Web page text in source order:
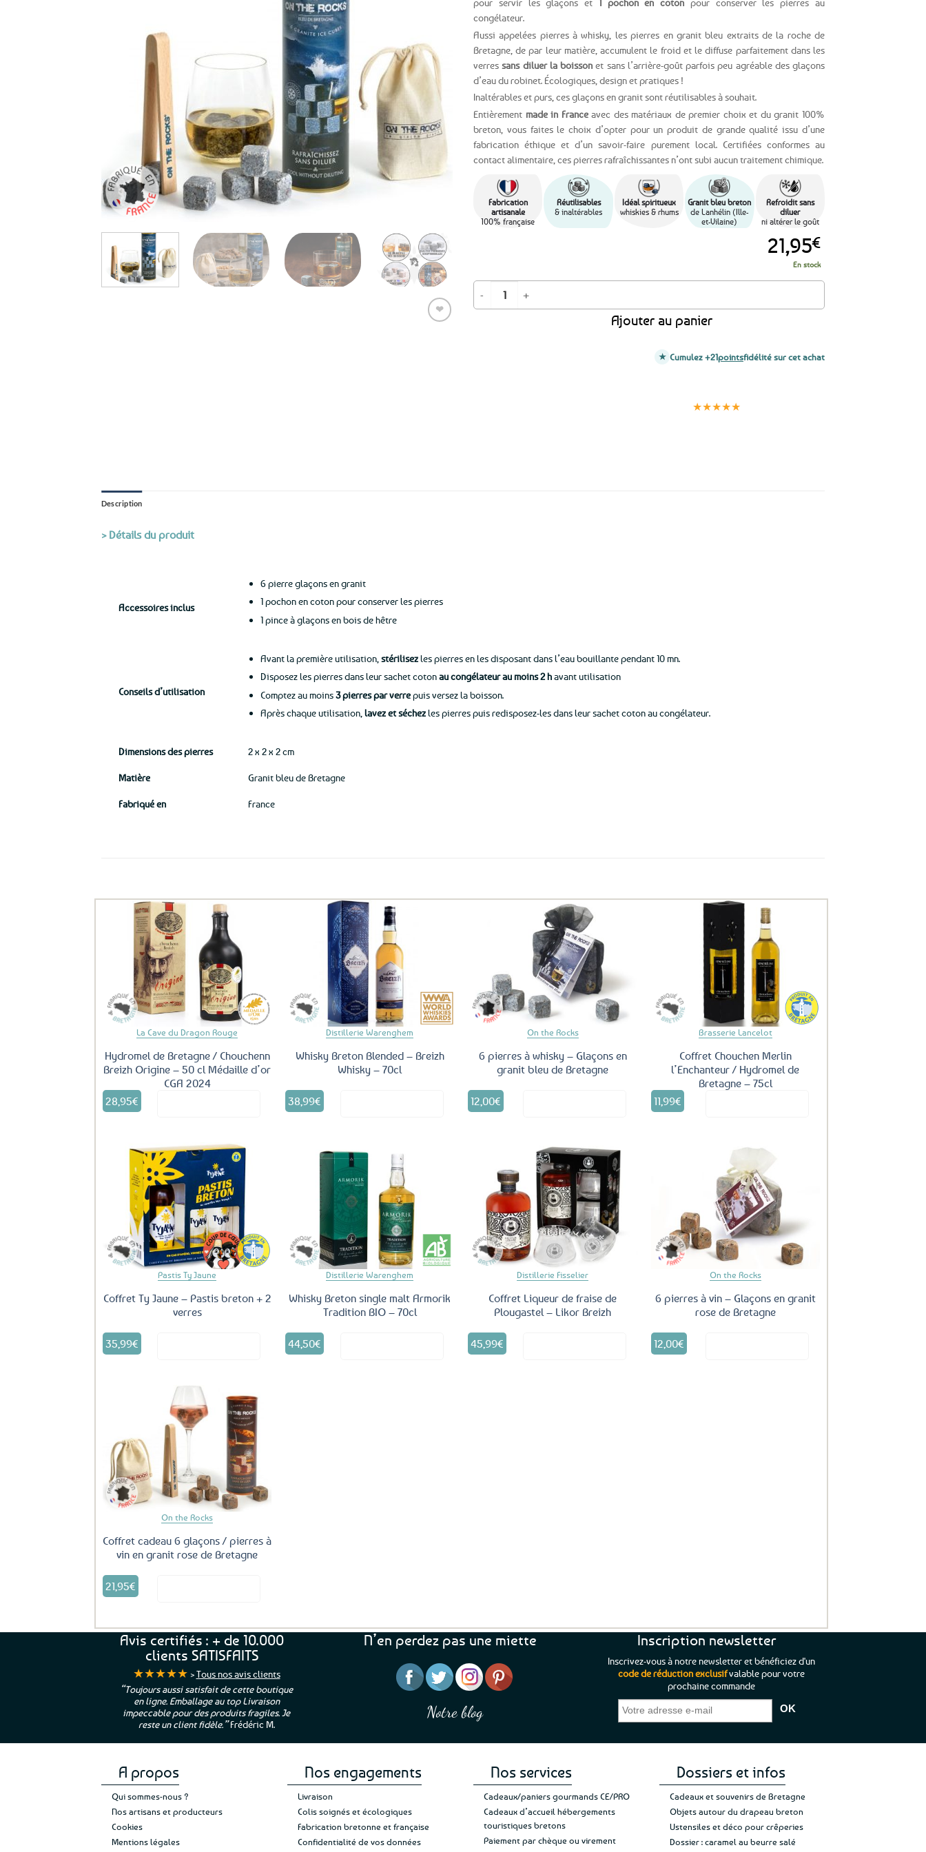
favoris
❤
pour servir les glaçons et 1 pochon en coton pour conserver les pierres au
congélateur.
Aussi appelées pierres à whisky, les pierres en granit bleu extraits de la roche de
Bretagne, de par leur matière, accumulent le froid et le diffuse parfaitement dans les
verressans diluer la boisson et sans l’arrière-goût parfois peu agréable des glaçons
d’eau du robinet. Écologiques, design et pratiques !
Inaltérables et purs, ces glaçons en granit sont réutilisables à souhait.
Entièrement made in Franceavec des matériaux de premier choix et du granit 100%
breton, vous faites le choix d’opter pour un produit de grande qualité issu d’une
fabrication éthique et d’un savoir-faire purement local. Certifiées conformes au
contact alimentaire, ces pierres rafraîchissantes n’ont subi aucun traitement chimique.
Fabrication
artisanale
100% française
Réutilisables
& inaltérables
Idéal spiritueux
whiskies & rhums
Granit bleu breton
de Lanhélin (Ille-
et-Vilaine)
Refroidit sans
diluer
ni altérer le goût
21,95€
En stock
quantité de Coffret cadeau 6 glaçons / pierres en granit bleu de Bretagne
Ajouter au panier
Cumulez +21pointsfidélité sur cet achat
★★★★★
Description
> Détails du produit
Accessoires inclus
6 pierre glaçons en granit
1 pochon en coton pour conserver les pierres
1 pince à glaçons en bois de hêtre
Conseils d’utilisation
Avant la première utilisation,stérilisezles pierres en les disposant dans l’eau bouillante pendant 10 mn.
Disposez les pierres dans leur sachet cotonau congélateur au moins 2 havant utilisation
Comptez au moins3 pierres par verrepuis versez la boisson.
Après chaque utilisation, lavez et séchezles pierres puis redisposez-les dans leur sachet coton au congélateur.
Dimensions des pierres 2 x 2 x 2 cm
Matière Granit bleu de Bretagne
Fabriqué en France
Ajouter
favoris
La Cave du Dragon Rouge
Hydromel de Bretagne / Chouchenn
Breizh Origine – 50 cl Médaille d’or
CGA 2024
28,95€
Distillerie Warenghem
Whisky Breton Blended – Breizh
Whisky – 70cl
38,99€
On the Rocks
6 pierres à whisky – Glaçons en
granit bleu de Bretagne
12,00€
Brasserie Lancelot
Coffret Chouchen Merlin
l’Enchanteur / Hydromel de
Bretagne – 75cl
11,99€
Ajouter
favoris
Pastis Ty Jaune
Coffret Ty Jaune – Pastis breton + 2
verres
35,99€
Distillerie Warenghem
Whisky Breton single malt Armorik
Tradition BIO – 70cl
44,50€
Ajouter
aux
favoris
Distillerie Fisselier
Coffret Liqueur de fraise de
Plougastel – Likor Breizh
45,99€
On the Rocks
6 pierres à vin – Glaçons en granit
rose de Bretagne
12,00€
Ajouter
aux
favoris
On the Rocks
Coffret cadeau 6 glaçons / pierres à
vin en granit rose de Bretagne
21,95€
Avis certifiés : + de 10.000
clients SATISFAITS
★★★★★ >Tous nos avis clients
“Toujours aussi satisfait de cette boutique
en ligne. Emballage au top Livraison
impeccable pour des produits fragiles. Je
reste un client fidèle.”Frédéric M.
“Une boutique que je recommande pour
leur sérieux, des bons et beaux produits
et une équipe à l’écoute :-)”Patricia M.
“J’ai mis 5 étoiles parce que je pouvais pas
en mettre 6 ;)
Je suis plus que satisfaite de mon achat et
de ma livraison. Ne changez rien”Jade C.
“C’est agréable et tout aussi rassurant
de constater qu’il n’y a pas de petite
commande, mais un client à satisfaire.”
N’en perdez pas une miette
Notre blog
Inscription newsletter
Inscrivez-vous à notre newsletter et bénéficiez d'un
code de réduction exclusifvalable pour votre
prochaine commande
A propos
Qui sommes-nous ?
Nos artisans et producteurs
Cookies
Mentions légales
Nos engagements
Livraison
Colis soignés et écologiques
Fabrication bretonne et française
Confidentialité de vos données
Nos services
Cadeaux/paniers gourmands CE/PRO
Cadeaux d’accueil hébergements
touristiques bretons
Paiement par chèque ou virement
Dossiers et infos
Cadeaux et souvenirs de Bretagne
Objets autour du drapeau breton
Ustensiles et déco pour crêperies
Dossier : caramel au beurre salé